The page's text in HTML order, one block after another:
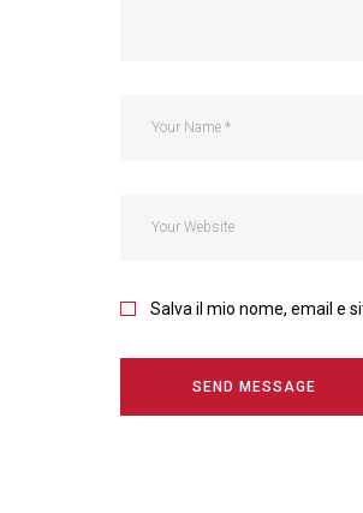
Salva il mio nome, email e